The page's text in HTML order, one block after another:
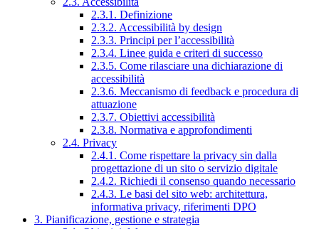
2.3.1. Definizione
2.3.2. Accessibilità by design
2.3.3. Principi per l’accessibilità
2.3.4. Linee guida e criteri di successo
2.3.5. Come rilasciare una dichiarazione di
accessibilità
2.3.6. Meccanismo di feedback e procedura di
attuazione
2.3.7. Obiettivi accessibilità
2.3.8. Normativa e approfondimenti
2.4. Privacy
2.4.1. Come rispettare la privacy sin dalla
progettazione di un sito o servizio digitale
2.4.2. Richiedi il consenso quando necessario
2.4.3. Le basi del sito web: architettura,
informativa privacy, riferimenti DPO
3. Pianificazione, gestione e strategia